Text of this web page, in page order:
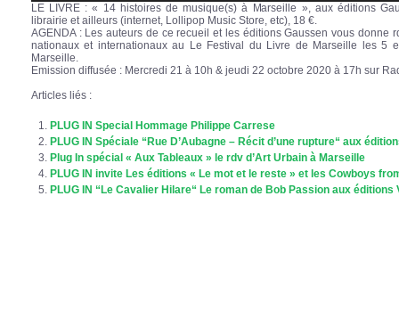
LE LIVRE : « 14 histoires de musique(s) à Marseille », aux éditions
librairie et ailleurs (internet, Lollipop Music Store, etc), 18 €.
AGENDA : Les auteurs de ce recueil et les éditions Gaussen vous donne
nationaux et internationaux au Le Festival du Livre de Marseille les 5
Marseille.
Emission diffusée : Mercredi 21 à 10h & jeudi 22 octobre 2020 à 17h sur
Articles liés :
PLUG IN Special Hommage Philippe Carrese
PLUG IN Spéciale “Rue D’Aubagne – Récit d’une rupture“ aux
Plug In spécial « Aux Tableaux » le rdv d’Art Urbain à Marseille
PLUG IN invite Les éditions « Le mot et le reste » et les Cowboys
PLUG IN “Le Cavalier Hilare“ Le roman de Bob Passion aux éditions